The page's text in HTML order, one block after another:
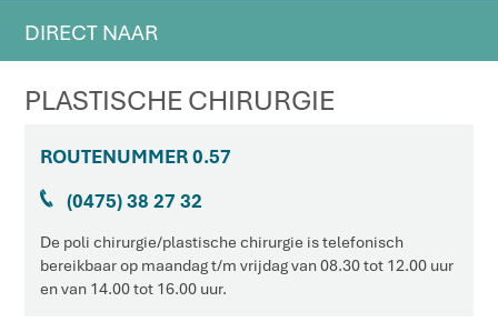
DIRECT NAAR
PLASTISCHE CHIRURGIE
ROUTENUMMER 0.57
J (0475) 38 27 32
De poli chirurgie/plastische chirurgie is telefonisch
bereikbaar op maandag t/m vrijdag van 08.30 tot 12.00 uur
en van 14.00 tot 16.00 uur.